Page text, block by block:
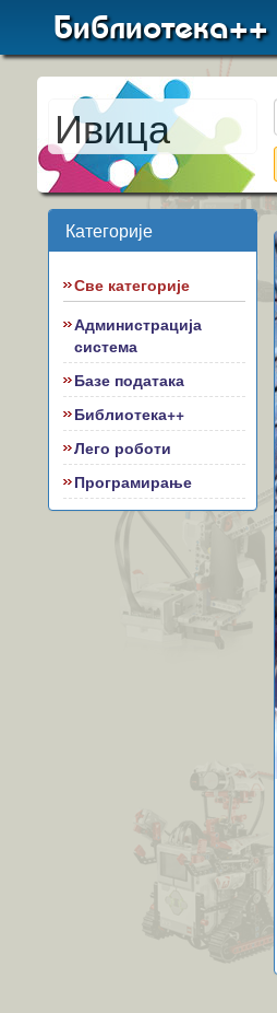
Библиотека++
Ивица
Категорије
Све категорије
Администрација
система
Базе података
Библиотека++
Лего роботи
Програмирање